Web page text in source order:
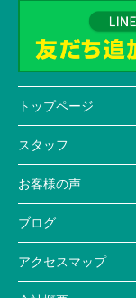
トップページ
スタッフ
お客様の声
ブログ
アクセスマップ